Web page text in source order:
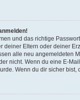
und das richtige
deiner Eltern oder deiner
alle neu angemeldeten
nicht. Wenn du eine E-
Wenn du dir sicher